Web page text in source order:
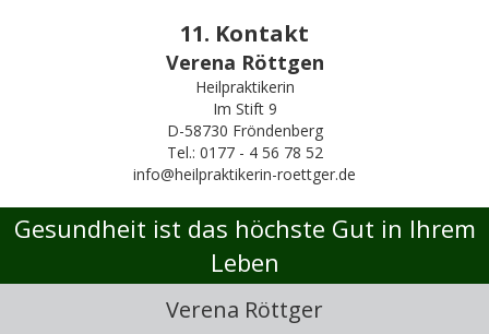
11. Kontakt
Verena Röttgen
Heilpraktikerin
Im Stift 9
D-58730 Fröndenberg
Tel.: 0177 - 4 56 78 52
info@heilpraktikerin-roettger.de
Gesundheit ist das höchste Gut in Ihrem
Leben
Verena Röttger